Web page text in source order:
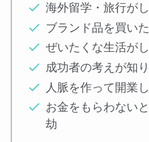
海外留学・旅行が
ブランド品を買い
ぜいたくな生活が
成功者の考えが知
人脈を作って開業
お金をもらわない
劫